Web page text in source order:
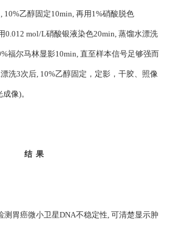
, 10%乙醇固定10min,再用1%硝酸脱色
0.012 mol/L硝酸银液染色20min,蒸馏水漂洗
福尔马林显影10min,直至样本信号足够强而
洗3次后 , 10%乙醇固定，定影，干胶、照像
成像)。
结 果
测胃癌微小卫星DNA不稳定性 ,可清楚显示肿